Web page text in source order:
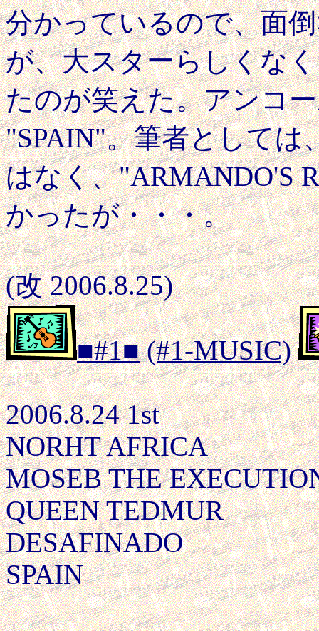
分かっているので、面
が、大スターらしくな
たのが笑えた。アンコ
"SPAIN"。筆者としては
はなく、"ARMANDO'S
かったが・・・。
(改 2006.8.25)
■#1■ (#1-MUSIC)
2006.8.24 1st
NORHT AFRICA
MOSEB THE
QUEEN TEDMUR
DESAFINADO
SPAIN